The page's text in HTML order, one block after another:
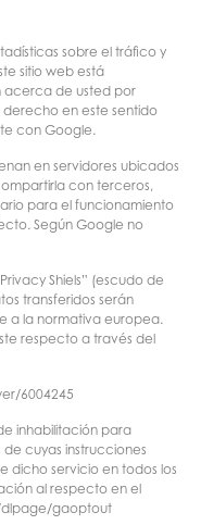
sobre el tráfico y
sitio web está
acerca de usted por
en este sentido
con Google.
en servidores ubicados
con terceros,
para el funcionamiento
Según Google no
Shiels” (escudo de
transferidos serán
a la normativa europea.
respecto a través del
6004245
inhabilitación para
cuyas instrucciones
dicho servicio en todos los
al respecto en el
dlpage/gaoptout